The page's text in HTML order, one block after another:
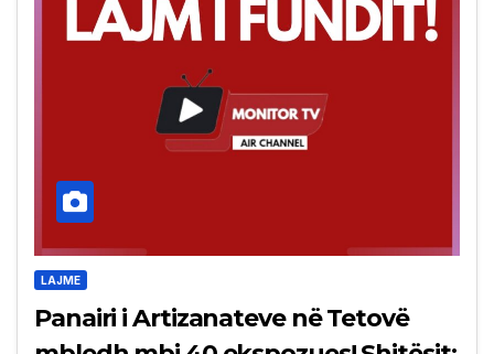
LAJME
Panairi i Artizanateve në Tetovë